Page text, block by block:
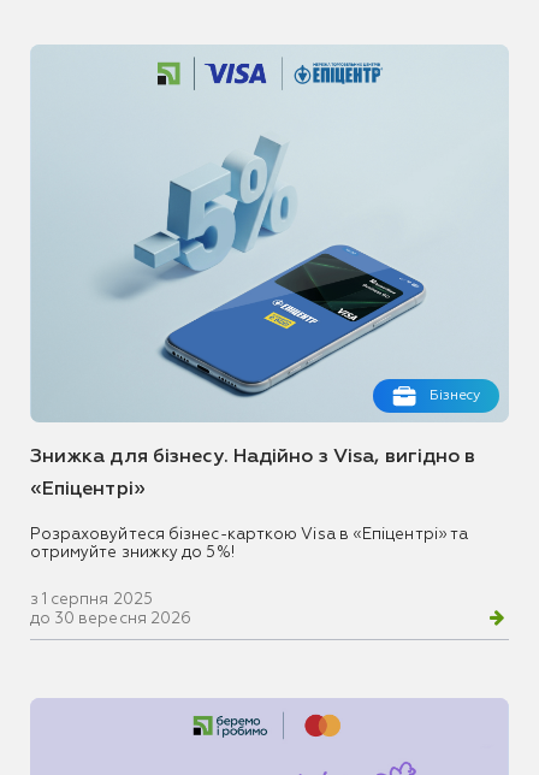
Бізнесу
Знижка для бізнесу. Надійно з Visa, вигідно в
«Епіцентрі»
Розраховуйтеся бізнес-карткою Visa в «Епіцентрі» та
отримуйте знижку до 5%!
з 1 серпня 2025
до 30 вересня 2026